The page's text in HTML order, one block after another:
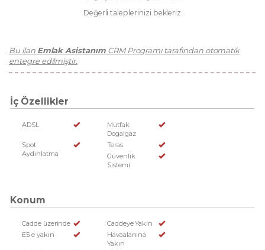
Değerli taleplerinizi bekleriz
Bu ilan Emlak AsistanımCRM Programı tarafından otomatik
entegre edilmiştir.
İç Özellikler
ADSL
Mutfak
Dogalgaz
Spot
Aydınlatma
Teras
Güvenlik
Sistemi
Konum
Cadde üzerinde
Caddeye Yakin
E5 e yakın
Havaalanına
Yakın